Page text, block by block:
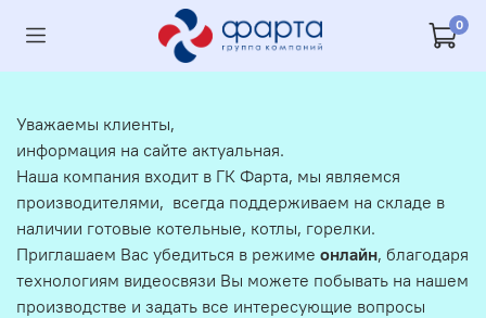
0
Уважаемы клиенты,
информация на сайте актуальная.
Наша компания входит в ГК Фарта, мы являемся
производителями, всегда поддерживаем на складе в
наличии готовые котельные, котлы, горелки.
Приглашаем Вас убедиться в режиме онлайн, благодаря
технологиям видеосвязи Вы можете побывать на нашем
производстве и задать все интересующие вопросы